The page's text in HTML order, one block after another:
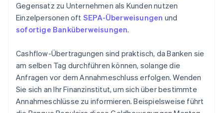
Gegensatz zu Unternehmen als Kunden nutzen
Einzelpersonen oft SEPA-Überweisungen und
sofortige Banküberweisungen.
Cashflow-Übertragungen sind praktisch, da Banken sie
am selben Tag durchführen können, solange die
Anfragen vor dem Annahmeschluss erfolgen. Wenden
Sie sich an Ihr Finanzinstitut, um sich über bestimmte
Annahmeschlüsse zu informieren. Beispielsweise führt